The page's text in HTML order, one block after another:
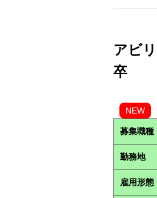
アビ
卒
NEW
募集職種
勤務地
雇用形態